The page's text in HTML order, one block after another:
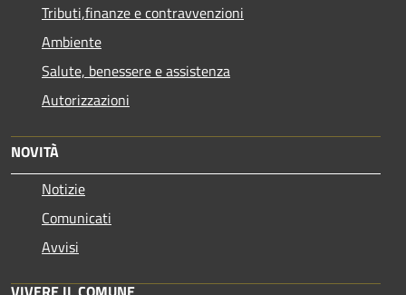
Tributi,finanze e contravvenzioni
Ambiente
Salute, benessere e assistenza
Autorizzazioni
NOVITÀ
Notizie
Comunicati
Avvisi